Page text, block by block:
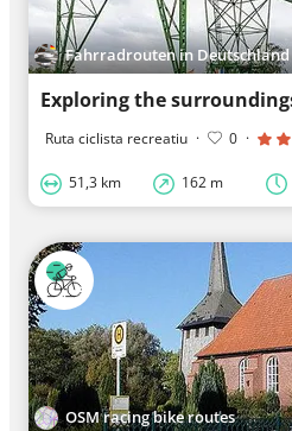
Fahrradrouten in Deutschland
Ruta ciclista recreatiu · 0 ·
51,3 km 162 m
OSM racing bike routes